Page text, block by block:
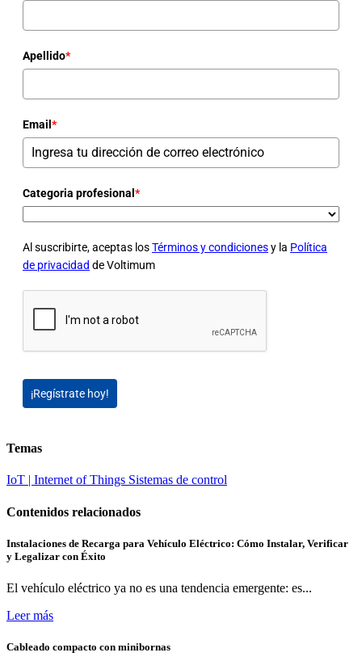
Apellido*
Email *
Categoria profesional *
Al suscribirte, aceptas losTérminos y condicionesy la Política
de privacidad de Voltimum
¡Regístrate hoy!
Temas
IoT | Internet of Things Sistemas de control
Contenidos relacionados
Instalaciones de Recarga para Vehículo Eléctrico: Cómo Instalar, Verificar
y Legalizar con Éxito
El vehículo eléctrico ya no es una tendencia emergente: es...
Leer más
Cableado compacto con minibornas